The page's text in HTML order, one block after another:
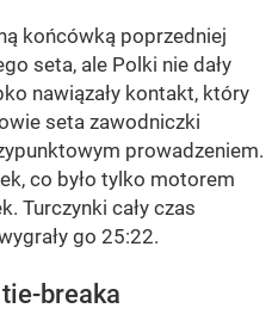
końcówką poprzedniej
seta, ale Polki nie dały
nawiązały kontakt, który
seta zawodniczki
prowadzeniem.
co było tylko motorem
Turczynki cały czas
go 25:22.
breaka